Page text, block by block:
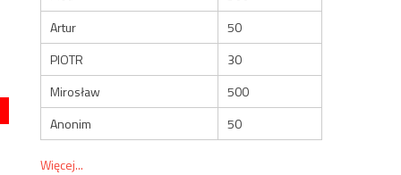
Artur
50
PIOTR
30
Mirosław
500
Anonim
50
Więcej...